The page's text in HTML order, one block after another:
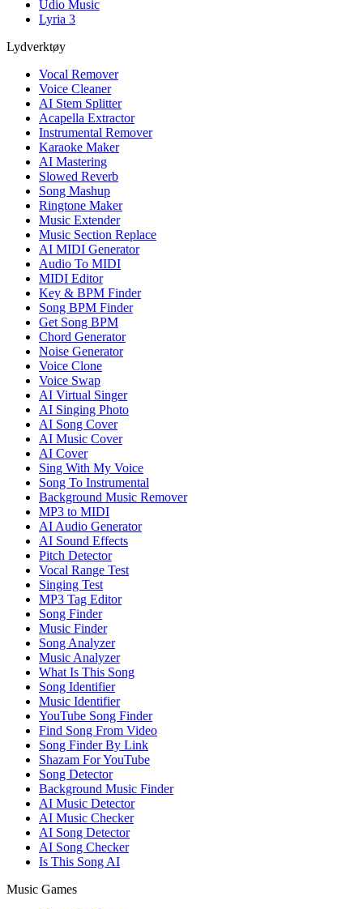
Udio Music
Lyria 3
Lydverktøy
Vocal Remover
Voice Cleaner
AI Stem Splitter
Acapella Extractor
Instrumental Remover
Karaoke Maker
AI Mastering
Slowed Reverb
Song Mashup
Ringtone Maker
Music Extender
Music Section Replace
AI MIDI Generator
Audio To MIDI
MIDI Editor
Key & BPM Finder
Song BPM Finder
Get Song BPM
Chord Generator
Noise Generator
Voice Clone
Voice Swap
AI Virtual Singer
AI Singing Photo
AI Song Cover
AI Music Cover
AI Cover
Sing With My Voice
Song To Instrumental
Background Music Remover
MP3 to MIDI
AI Audio Generator
AI Sound Effects
Pitch Detector
Vocal Range Test
Singing Test
MP3 Tag Editor
Song Finder
Music Finder
Song Analyzer
Music Analyzer
What Is This Song
Song Identifier
Music Identifier
YouTube Song Finder
Find Song From Video
Song Finder By Link
Shazam For YouTube
Song Detector
Background Music Finder
AI Music Detector
AI Music Checker
AI Song Detector
AI Song Checker
Is This Song AI
Music Games